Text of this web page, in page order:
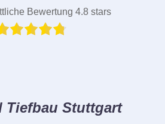
Bewertung 4.8 stars
Tiefbau Stuttgart